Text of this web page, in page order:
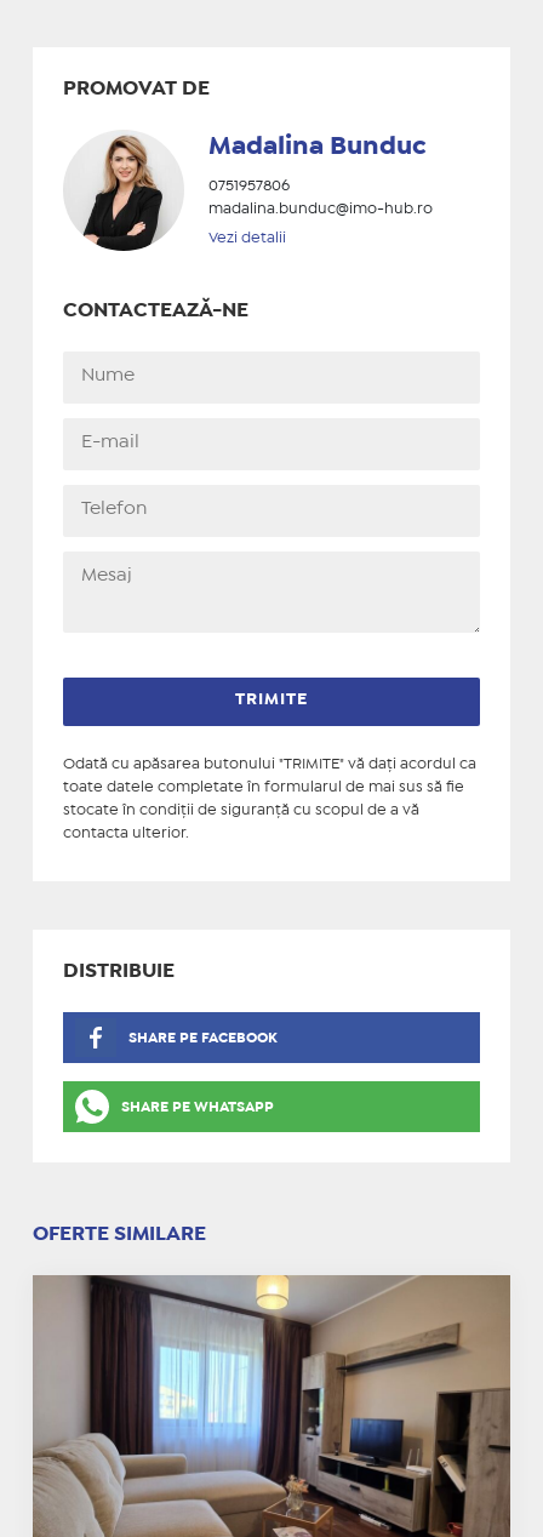
PROMOVAT DE
Madalina Bunduc
0751957806
madalina.bunduc@imo-hub.ro
Vezi detalii
CONTACTEAZĂ-NE
Odată cu apăsarea butonului "TRIMITE" vă daţi acordul ca
toate datele completate în formularul de mai sus să fie
stocate în condiţii de siguranţă cu scopul de a vă
contacta ulterior.
DISTRIBUIE
SHARE PE FACEBOOK
SHARE PE WHATSAPP
OFERTE SIMILARE